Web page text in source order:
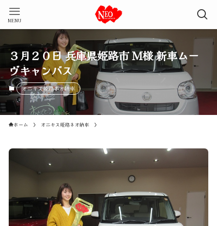
MENU
３月２０日 兵庫県姫路市 Ｍ様 新車ムー
ヴキャンバス
オニキス姫路ネオ納車
ホーム オニキス姫路ネオ納車